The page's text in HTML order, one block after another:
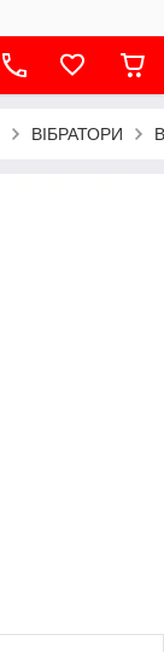
ВІБРАТОРИ